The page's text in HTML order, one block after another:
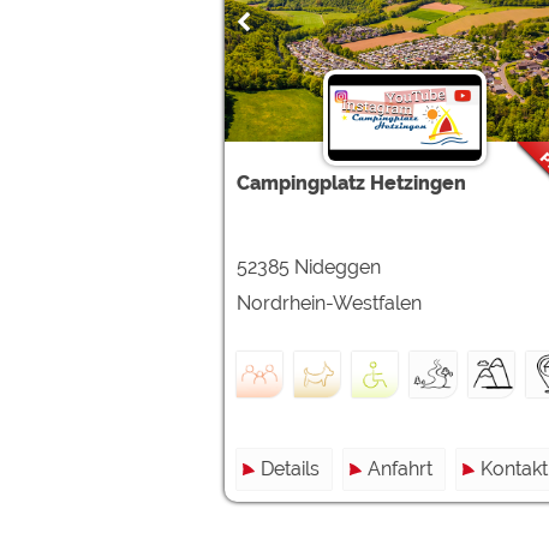
Campingplatz Hetzingen
52385 Nideggen
Nordrhein-Westfalen
Details Anfahrt Kontakt